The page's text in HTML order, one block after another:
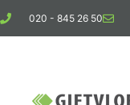
020 - 845 26 50